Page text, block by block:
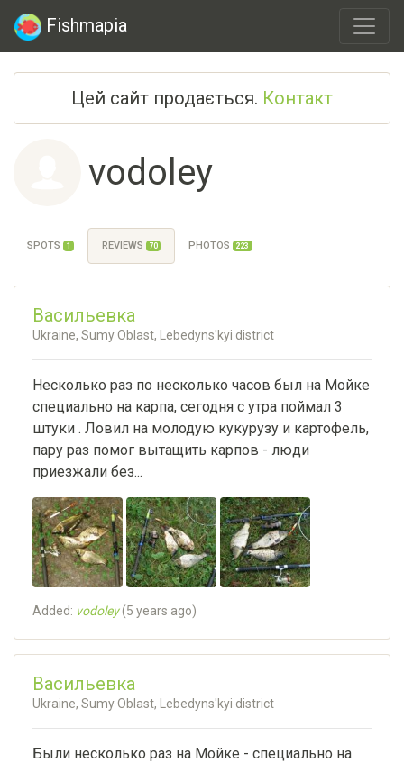
Fishmapia
Цей сайт продається. Контакт
vodoley
SPOTS 1 REVIEWS 70 PHOTOS 223
Васильевка
Ukraine, Sumy Oblast, Lebedyns'kyi district
Несколько раз по несколько часов был на Мойке
специально на карпа, сегодня с утра поймал 3
штуки . Ловил на молодую кукурузу и картофель,
пару раз помог вытащить карпов - люди
приезжали без...
Added: vodoley(5 years ago)
Васильевка
Ukraine, Sumy Oblast, Lebedyns'kyi district
Были несколько раз на Мойке - специально на